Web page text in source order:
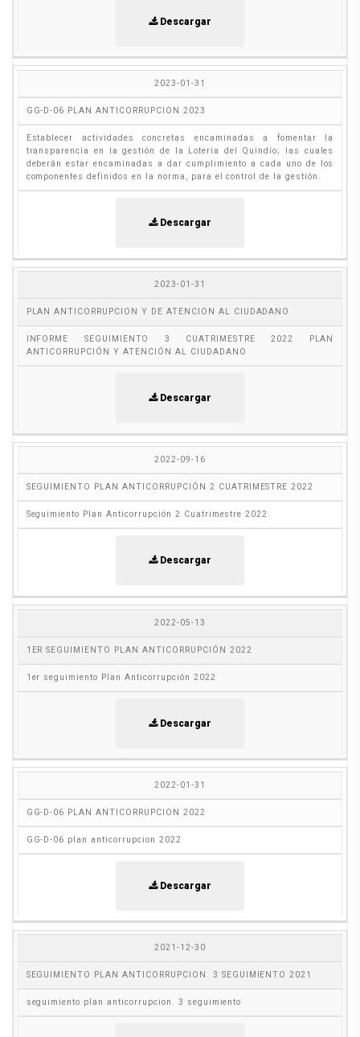
Descargar
2023-01-31
GG-D-06 PLAN ANTICORRUPCION 2023
Establecer actividades concretas encaminadas a fomentar la
transparencia en la gestión de la Lotería del Quindío; las cuales
deberán estar encaminadas a dar cumplimiento a cada uno de los
componentes definidos en la norma, para el control de la gestión.
Descargar
2023-01-31
PLAN ANTICORRUPCION Y DE ATENCION AL CIUDADANO
INFORME SEGUIMIENTO 3 CUATRIMESTRE 2022 PLAN
ANTICORRUPCIÓN Y ATENCIÓN AL CIUDADANO
Descargar
2022-09-16
SEGUIMIENTO PLAN ANTICORRUPCIÓN 2 CUATRIMESTRE 2022
Seguimiento Plan Anticorrupción 2 Cuatrimestre 2022
Descargar
2022-05-13
1ER SEGUIMIENTO PLAN ANTICORRUPCIÓN 2022
1er seguimiento Plan Anticorrupción 2022
Descargar
2022-01-31
GG-D-06 PLAN ANTICORRUPCION 2022
GG-D-06 plan anticorrupcion 2022
Descargar
2021-12-30
SEGUIMIENTO PLAN ANTICORRUPCION. 3 SEGUIMIENTO 2021
seguimiento plan anticorrupcion. 3 seguimiento